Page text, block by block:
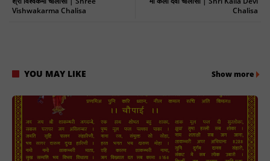
Chalisa
Vishwakarma Chalisa
YOU MAY LIKE Show more